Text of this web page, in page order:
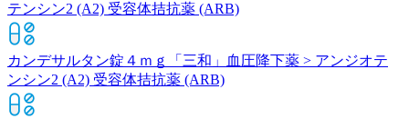
テンシン2 (A2) 受容体拮抗薬 (ARB)
カンデサルタン錠４ｍｇ「三和」
血圧降下薬 > アンジオテ
ンシン2 (A2) 受容体拮抗薬 (ARB)